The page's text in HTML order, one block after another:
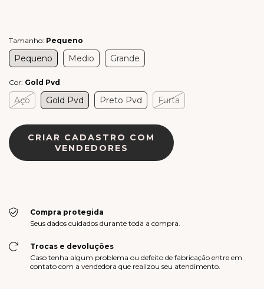
Tamanho: Pequeno
Pequeno Medio Grande
Cor: Gold Pvd
Aço Gold Pvd Preto Pvd Furta
CRIAR CADASTRO COM
VENDEDORES
Compra protegida
Seus dados cuidados durante toda a compra.
Trocas e devoluções
Caso tenha algum problema ou defeito de fabricação entre em
contato com a vendedora que realizou seu atendimento.